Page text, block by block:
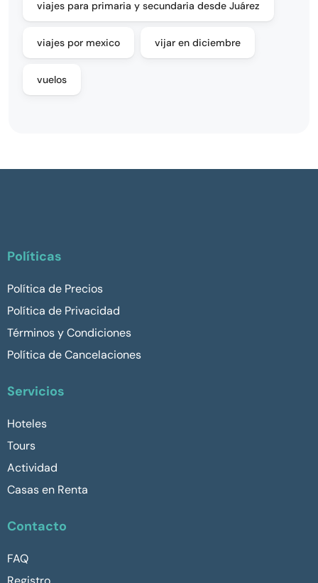
viajes para primaria y secundaria desde Juárez
viajes por mexico vijar en diciembre
vuelos
Políticas
Política de Precios
Política de Privacidad
Términos y Condiciones
Política de Cancelaciones
Servicios
Hoteles
Tours
Actividad
Casas en Renta
Contacto
FAQ